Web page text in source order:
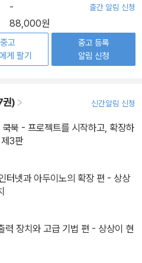
- 출간 알림 신청
88,000원
중고
게 팔기
중고 등록
알림 신청
권) 신간알림 신청
북 - 프로젝트를 시작하고, 확장하
3판
터넷과 아두이노의 확장 편 - 상상
장치와 고급 기법 편 - 상상이 현